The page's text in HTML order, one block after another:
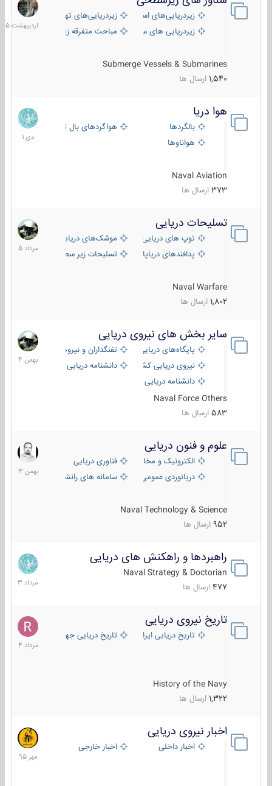
زیردریایی‌های استراتژیکزیردریایی‌های تهاجمی
زیردریایی های سبک
مباحث متفرقه زیرسطحی
Submerge Vessels & Submarines
1,540 ارسال ها
1405
هوا دریا
بالگردها
هواگردهای بال ثابت
هواناوها
Naval Aviation
373 ارسال ها
12
دی
1401
تسلیحات دریایی
توپ های دریایی
موشک‌های دریایی
پدافندهای دریاپایه
تسلیحات زیر سطحی
Naval Warfare
1,802 ارسال ها
2
مرداد
1405
سایر بخش های نیروی دریایی
پایگاه‌های دریایی
تفنگداران و نیروهای ویژه‌ی دریایی
نیروی دریایی کشورهای مختلفدانشنامه دریایی
دانشنامه دریایی کپی
Naval Force Others
583 ارسال ها
22
بهمن
1404
علوم و فنون دریایی
الکترونیک و مخابرات دریاییفناوری دریایی
دریانوردی عمومی
سامانه های رانشی دریایی
Naval Technology & Science
952 ارسال ها
6
بهمن
1403
راهبردها و راهکنش های دریایی
Naval Strategy & Doctorian
477 ارسال ها
2
مرداد
1403
تاریخ نیروی دریایی
تاریخ دریایی ایران تاریخ دریایی جهان
History of the Navy
1,322 ارسال ها
16
مرداد
1404
اخبار نیروی دریایی
اخبار داخلی اخبار خارجی
27
مهر
1395